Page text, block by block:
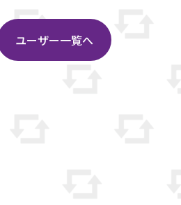
ユーザー一覧へ